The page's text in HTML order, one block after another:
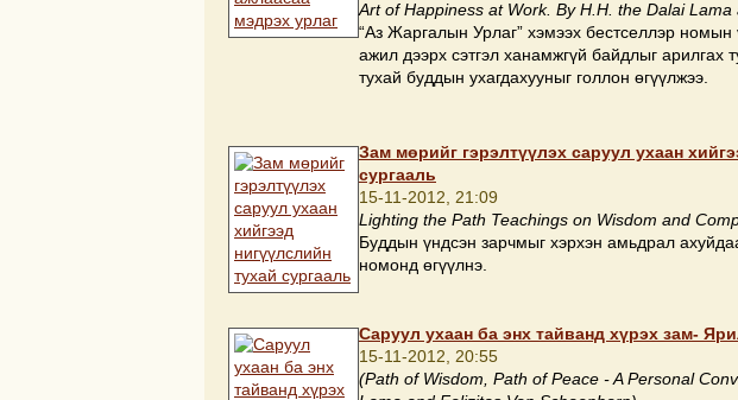
Art of Happiness at Work. By H.H. the Dalai
“Aз Жаргалын Урлаг” хэмээх бестселлэр
ажил дээрх сэтгэл ханамжгүй байдлыг арилгах
тухай буддын ухагдахууныг голлон өгүүлжээ.
Зам мөрийг гэрэлтүүлэх саруул ухаан
сургааль
15-11-2012, 21:09
Lighting the Path Teachings on Wisdom and
Буддын үндсэн зарчмыг хэрхэн амьдрал
номонд өгүүлнэ.
Саруул ухаан ба энх тайванд хүрэх зам-
15-11-2012, 20:55
(Path of Wisdom, Path of Peace - A Personal